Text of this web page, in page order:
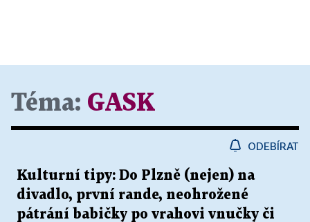
Téma: GASK
ODEBÍRAT
Kulturní tipy: Do Plzně (nejen) na
divadlo, první rande, neohrožené
pátrání babičky po vrahovi vnučky či